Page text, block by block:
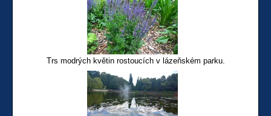
Trs modrých květin rostoucích v lázeňském parku.